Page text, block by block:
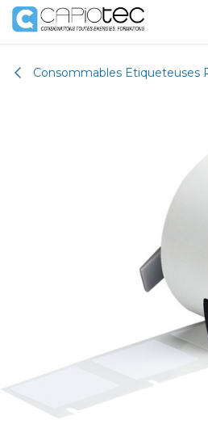
Se rendre au contenu
Consommables Etiqueteuses